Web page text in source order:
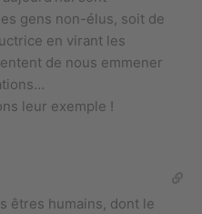
gens non-élus, soit de
en virant les
de nous emmener
leur exemple !
êtres humains, dont le